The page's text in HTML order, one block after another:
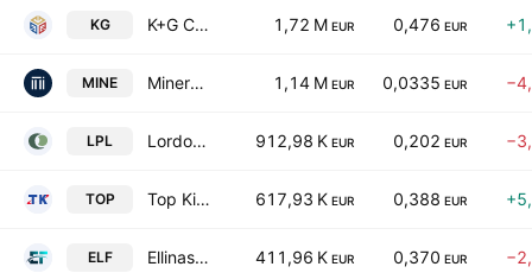
KG K+G Complex Public Company Ltd 1,72 M EUR 0,476 EUR
MINE Minerva Insurance Co Public Ltd. 1,14 M EUR 0,0335 EUR
LPL Lordos United Public Ltd 912,98 K EUR 0,202 EUR
TOP Top Kinisis Travel Public Limited 617,93 K EUR 0,388 EUR
ELF Ellinas Finance Public Company Ltd 411,96 K EUR 0,370 EUR